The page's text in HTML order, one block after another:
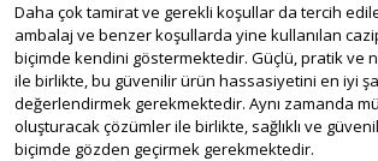
Daha çok tamirat ve gerekli koşullar da tercih
ambalaj ve benzer koşullarda yine kullanılan
biçimde kendini göstermektedir. Güçlü, pratik ve
ile birlikte, bu güvenilir ürün hassasiyetini en iyi
değerlendirmek gerekmektedir. Aynı zamanda
oluşturacak çözümler ile birlikte, sağlıklı ve
biçimde gözden geçirmek gerekmektedir.